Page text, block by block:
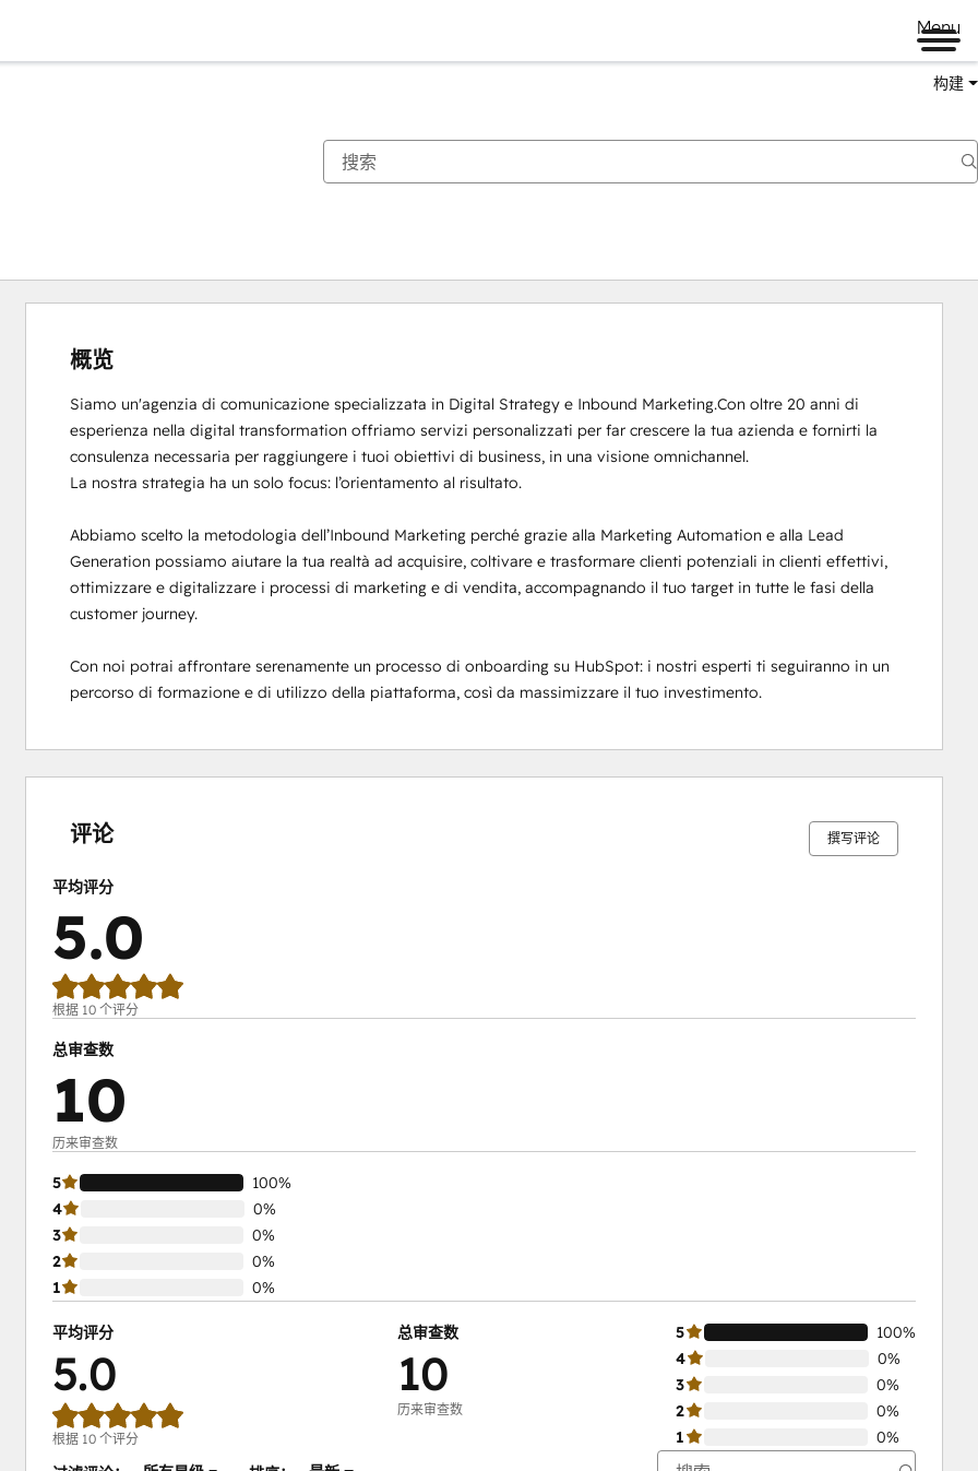
Menu
构建
概览
Siamo un'agenzia di comunicazione specializzata in Digital Strategy e Inbound Marketing.Con oltre 20 anni di
esperienza nella digital transformation offriamo servizi personalizzati per far crescere la tua azienda e fornirti la
consulenza necessaria per raggiungere i tuoi obiettivi di business, in una visione omnichannel.
La nostra strategia ha un solo focus: l’orientamento al risultato.
Abbiamo scelto la metodologia dell’Inbound Marketing perché grazie alla Marketing Automation e alla Lead
Generation possiamo aiutare la tua realtà ad acquisire, coltivare e trasformare clienti potenziali in clienti effettivi,
ottimizzare e digitalizzare i processi di marketing e di vendita, accompagnando il tuo target in tutte le fasi della
customer journey.
Con noi potrai affrontare serenamente un processo di onboarding su HubSpot: i nostri esperti ti seguiranno in un
percorso di formazione e di utilizzo della piattaforma, così da massimizzare il tuo investimento.
评论 撰写评论
平均评分
5.0
根据 10 个评分
总审查数
10
历来审查数
5
100%
4
成
0%
3
成
0%
2
成
0%
1
成
0%
平均评分
5.0
根据 10 个评分
总审查数
10
历来审查数
5
100%
4
0%
3
0%
2
0%
1
0%